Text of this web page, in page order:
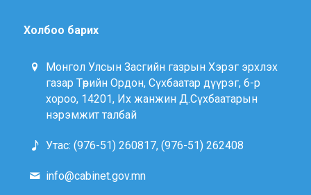
Холбоо барих
Монгол Улсын Засгийн газрын Хэрэг эрхлэх
газар Төрийн Ордон, Сүхбаатар дүүрэг, 6-р
хороо, 14201, Их жанжин Д.Сүхбаатарын
нэрэмжит талбай
Утас: (976-51) 260817, (976-51) 262408
info@cabinet.gov.mn